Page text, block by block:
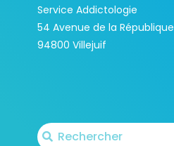
Service Addictologie
54 Avenue de la République
94800 Villejuif